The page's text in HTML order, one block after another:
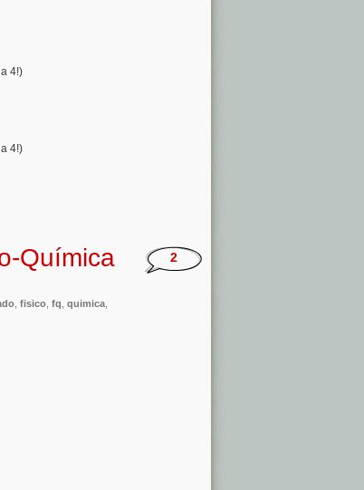
4!)
4!)
Química
fisico fq quimica
2